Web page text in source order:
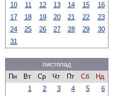
10
11 12 13 14 15
16
17
18 19 20 21 22
23
24
25 26 27 28 29
30
31
листопад
Пн
Вт Ср Чт Пт Сб
Нд
1
2 3 4 5
6